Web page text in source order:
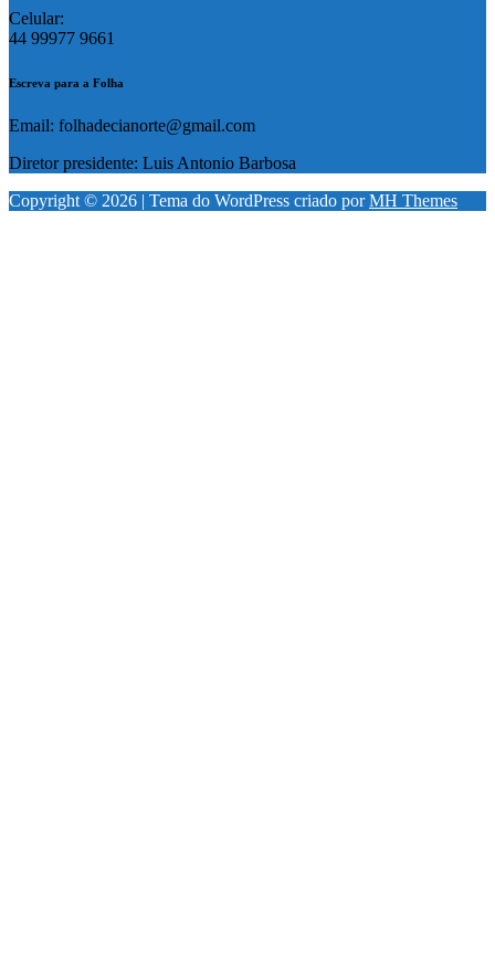
Celular:
44 99977 9661
Escreva para a Folha
Email: folhadecianorte@gmail.com
Diretor presidente: Luis Antonio Barbosa
Copyright © 2026 | Tema do WordPress criado porMH Themes